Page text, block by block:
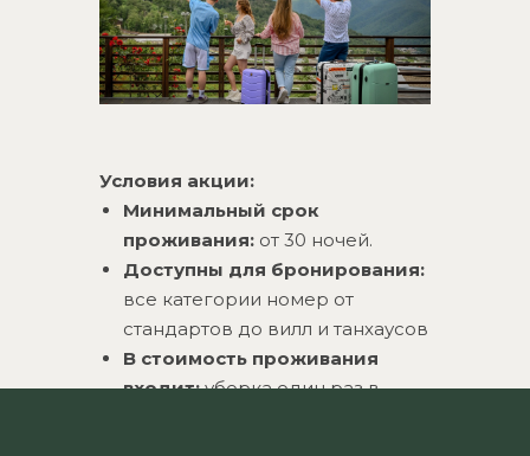
посещать множество кафе и
ресторанов курорта Роза Хутор.
Здесь легко перезагрузиться в
течение рабочей недели: на
семьи.
Условия акции:
Минимальный срок
проживания: от 30 ночей.
Доступны для бронирования:
все категории номер от
стандартов до вилл и танхаусов
В стоимость проживания
входит:уборка один раз в